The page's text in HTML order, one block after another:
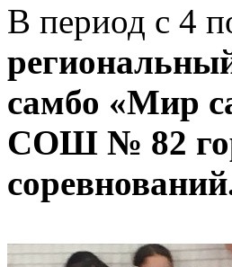
В период с 4
самбо «Мир
СОШ № 82